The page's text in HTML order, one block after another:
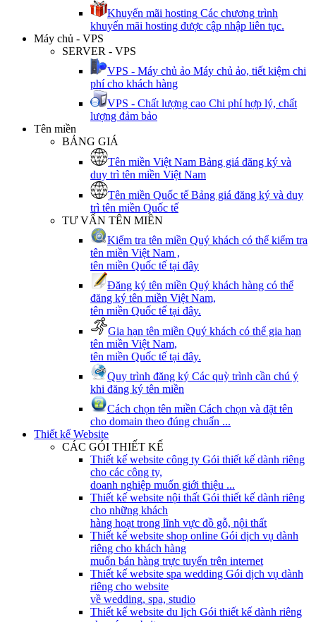
Khuyến mãi hosting Các chương trình
khuyến mãi hosting được cập nhập liên tục.
Máy chủ - VPS
SERVER - VPS
VPS - Máy chủ ảo Máy chủ ảo, tiết kiệm chi
phí cho khách hàng
VPS - Chất lượng cao Chi phí hợp lý, chất
lượng đảm bảo
Tên miền
BẢNG GIÁ
Tên miền Việt Nam Bảng giá đăng ký và
duy trì tên miền Việt Nam
Tên miền Quốc tế Bảng giá đăng ký và duy
trì tên miền Quốc tế
TƯ VẤN TÊN MIỀN
Kiểm tra tên miền Quý khách có thể kiểm tra
tên miền Việt Nam ,
tên miền Quốc tế tại đây
Đăng ký tên miền Quý khách hàng có thể
đăng ký tên miền Việt Nam,
tên miền Quốc tế tại đây.
Gia hạn tên miền Quý khách có thể gia hạn
tên miền Việt Nam,
tên miền Quốc tế tại đây.
Quy trình đăng ký Các quỳ trình cần chú ý
khi đăng ký tên miền
Cách chọn tên miền Cách chọn và đặt tên
cho domain theo đúng chuẩn ...
Thiết kế Website
CÁC GÓI THIẾT KẾ
Thiết kế website công ty Gói thiết kế dành riêng
cho các công ty,
doanh nghiệp muốn giới thiệu ...
Thiết kế website nội thất Gói thiết kế dành riêng
cho những khách
hàng hoạt trong lĩnh vực đồ gỗ, nội thất
Thiết kế website shop online Gói dịch vụ dành
riêng cho khách hàng
muốn bán hàng trực tuyến trên internet
Thiết kế website spa wedding Gói dịch vụ dành
riêng cho website
về wedding, spa, studio
Thiết kế website du lịch Gói thiết kế dành riêng